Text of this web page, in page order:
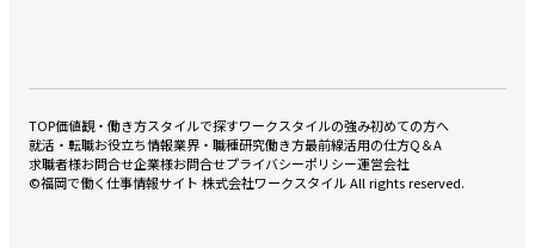
TOP価値観・働き方スタイルで探すワークスタイルの強み初めての方へ
就活・転職お役立ち情報業界・職種研究働き方最前線活用の仕方Q＆A
求職者様お問合せ企業様お問合せプライバシーポリシー運営会社
©福岡で働く仕事情報サイト 株式会社ワークスタイル All rights reserved.